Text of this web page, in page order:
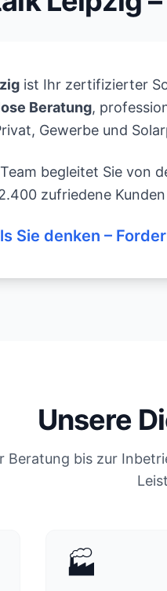
ist Ihr zertifizierter
Beratung,
Gewerbe und
begleitet Sie von
zufriedene
Sie denken –
Unsere
Beratung bis zur
🏭